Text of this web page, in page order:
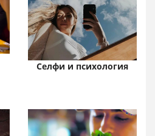
Селфи и психология